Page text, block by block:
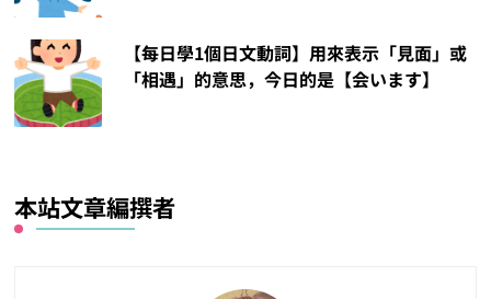
【每日學1個日文動詞】用來表示「見面」或
「相遇」的意思，今日的是【会います】
本站文章編撰者